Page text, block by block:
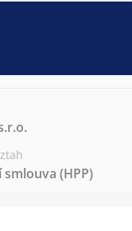
smlouva (HPP)